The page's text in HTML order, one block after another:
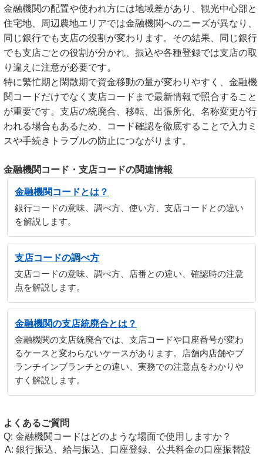
金融機関の配置や使われ方には地域差があり、観光中心部と
住宅地、周辺農地エリアでは金融機関へのニーズが異なり、
同じ銀行でも支店の役割が変わります。その結果、同じ銀行
でも支店ごとの役割が分かれ、振込や各種登録では支店の取
り違えに注意が必要です。
特に繁忙期と閑散期で資金移動の量が変わりやすく、金融機
関コードだけでなく支店コードまで最新情報で照合すること
が重要です。支店の統廃合、移転、出張所化、名称変更が行
われる場合もあるため、コード確認を徹底することで入力ミ
スや手続きトラブルの防止につながります。
金融機関コード・支店コードの関連情報
金融機関コードとは？
銀行コードの意味、調べ方、使い方、支店コードとの違い
を解説します。
支店コードの調べ方
支店コードの意味、調べ方、店番との違い、確認時の注意
点を解説します。
金融機関の支店統廃合とは？
金融機関の支店統廃合では、支店コードや口座番号が変わ
るケースと変わらないケースがあります。店舗内店舗やブ
ランチインブランチとの違い、実務での注意点をわかりや
すく解説します。
よくあるご質問
金融機関コードはどのような場面で使用しますか？
銀行振込、給与振込、口座登録、公共料金の口座振替設